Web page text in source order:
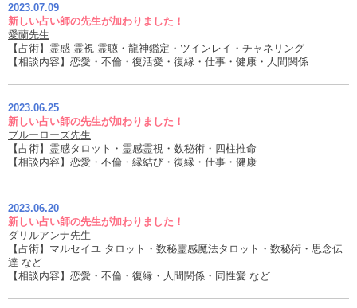
2023.07.09
新しい占い師の先生が加わりました！
愛蘭先生
【占術】霊感 霊視 霊聴・龍神鑑定・ツインレイ・チャネリング
【相談内容】恋愛・不倫・復活愛・復縁・仕事・健康・人間関係
2023.06.25
新しい占い師の先生が加わりました！
ブルーローズ先生
【占術】霊感タロット・霊感霊視・数秘術・四柱推命
【相談内容】恋愛・不倫・縁結び・復縁・仕事・健康
2023.06.20
新しい占い師の先生が加わりました！
ダリルアンナ先生
【占術】マルセイユ タロット・数秘霊感魔法タロット・数秘術・思念伝
達 など
【相談内容】恋愛・不倫・復縁・人間関係・同性愛 など